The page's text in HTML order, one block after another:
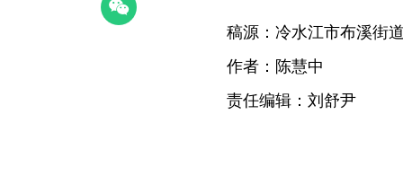
稿源：冷水江市布溪街
作者：陈慧中
责任编辑：刘舒尹